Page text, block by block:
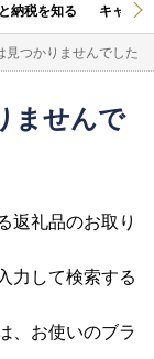
納税を知る キャン
見つかりませんでした
ませんで
返礼品のお取り
力して検索する
、お使いのブラ